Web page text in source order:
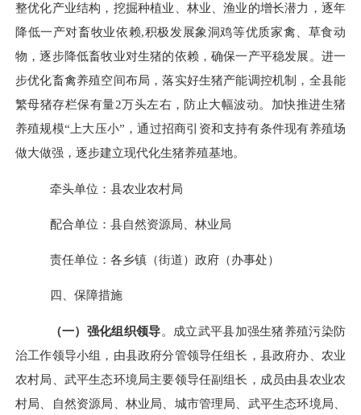
整优化产业结构，挖掘种植业、林业、渔业的增长潜力，逐年
降低一产对畜牧业依赖,积极发展象洞鸡等优质家禽、草食动
物，逐步降低畜牧业对生猪的依赖，确保一产平稳发展。进一
步优化畜禽养殖空间布局，落实好生猪产能调控机制，全县能
繁母猪存栏保有量2万头左右，防止大幅波动。加快推进生猪
养殖规模“上大压小”，通过招商引资和支持有条件现有养殖场
做大做强，逐步建立现代化生猪养殖基地。
牵头单位：县农业农村局
配合单位：县自然资源局、林业局
责任单位：各乡镇（街道）政府（办事处）
四、 保障措施
（一）强化组织领导。
成立武平县加强生猪养殖污染防
治工作领导小组，由县政府分管领导任组长，县政府办、农业
农村局、 武平生态环境局主要领导任副组长 ，成员由县农业农
村局、自然资源局、林业局、城市管理局、 武平生态环境局、